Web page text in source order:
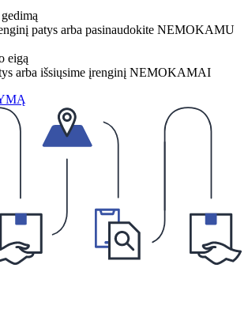
patys arba pasinaudokite NEMOKAMU
eigą
arba išsiųsime įrenginį NEMOKAMAI